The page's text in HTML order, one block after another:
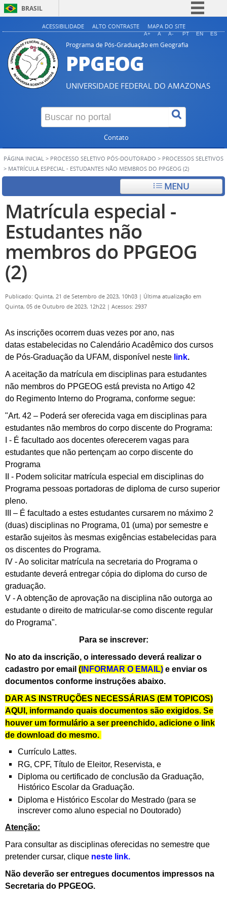
BRASIL
Simplifique!
Comunica BR
Acesso à informação
Legislação
Canais
ACESSIBILIDADE ALTO CONTRASTE MAPA DO SITE
A+ A A- PT EN ES
Programa de Pós-Graduação em Geografia
PPGEOG
UNIVERSIDADE FEDERAL DO AMAZONAS
Contato
PÁGINA INICIAL > PROCESSO SELETIVO PÓS-DOUTORADO > PROCESSOS SELETIVOS
> MATRÍCULA ESPECIAL - ESTUDANTES NÃO MEMBROS DO PPGEOG (2)
MENU
Matrícula especial -
Estudantes não
membros do PPGEOG
(2)
Publicado: Quinta, 21 de Setembro de 2023, 10h03 | Última atualização em
Quinta, 05 de Outubro de 2023, 12h22 | Acessos: 2937
As inscrições ocorrem duas vezes por ano, nas
datas estabelecidas no Calendário Acadêmico dos cursos
de Pós-Graduação da UFAM, disponível neste link.
A aceitação da matrícula em disciplinas para estudantes
não membros do PPGEOG está prevista no Artigo 42
do Regimento Interno do Programa, conforme segue:
"Art. 42 – Poderá ser oferecida vaga em disciplinas para
estudantes não membros do corpo discente do Programa:
I - É facultado aos docentes oferecerem vagas para
estudantes que não pertençam ao corpo discente do
Programa
II - Podem solicitar matrícula especial em disciplinas do
Programa pessoas portadoras de diploma de curso superior
pleno.
III – É facultado a estes estudantes cursarem no máximo 2
(duas) disciplinas no Programa, 01 (uma) por semestre e
estarão sujeitos às mesmas exigências estabelecidas para
os discentes do Programa.
IV - Ao solicitar matrícula na secretaria do Programa o
estudante deverá entregar cópia do diploma do curso de
graduação.
V - A obtenção de aprovação na disciplina não outorga ao
estudante o direito de matricular-se como discente regular
do Programa".
Para se inscrever:
No ato da inscrição, o interessado deverá realizar o
cadastro por email ( INFORMAR O EMAIL) e enviar os
documentos conforme instruções abaixo.
DAR AS INSTRUÇÕES NECESSÁRIAS (EM TOPICOS)
AQUI, informando quais documentos são exigidos. Se
houver um formulário a ser preenchido, adicione o link
de download do mesmo.
Currículo Lattes.
RG, CPF, Título de Eleitor, Reservista, e
Diploma ou certificado de conclusão da Graduação,
Histórico Escolar da Graduação.
Diploma e Histórico Escolar do Mestrado (para se
inscrever como aluno especial no Doutorado)
Atenção:
Para consultar as disciplinas oferecidas no semestre que
pretender cursar, clique neste link.
Não deverão ser entregues documentos impressos na
Secretaria do PPGEOG.